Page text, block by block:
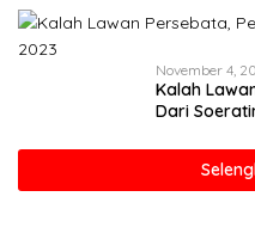
November 4,
Kalah
Dari